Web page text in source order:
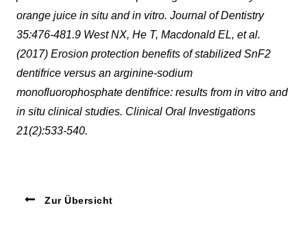
orange juice in situ and in vitro. Journal of Dentistry
35:476-481.9 West NX, He T, Macdonald EL, et al.
(2017) Erosion protection benefits of stabilized SnF2
dentifrice versus an arginine-sodium
monofluorophosphate dentifrice: results from in vitro and
in situ clinical studies. Clinical Oral Investigations
21(2):533-540.
Zur Übersicht